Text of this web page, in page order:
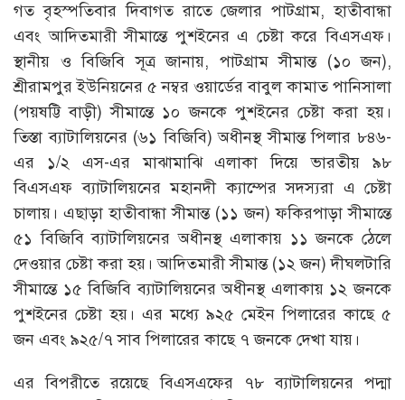
গত বৃহস্পতিবার দিবাগত রাতে জেলার পাটগ্রাম, হাতীবান্ধা
এবং আদিতমারী সীমান্তে পুশইনের এ চেষ্টা করে বিএসএফ।
স্থানীয় ও বিজিবি সূত্র জানায়, পাটগ্রাম সীমান্ত (১০ জন),
শ্রীরামপুর ইউনিয়নের ৫ নম্বর ওয়ার্ডের বাবুল কামাত পানিসালা
(পয়ষট্টি বাড়ী) সীমান্তে ১০ জনকে পুশইনের চেষ্টা করা হয়।
তিস্তা ব্যাটালিয়নের (৬১ বিজিবি) অধীনস্থ সীমান্ত পিলার ৮৪৬-
এর ১/২ এস-এর মাঝামাঝি এলাকা দিয়ে ভারতীয় ৯৮
বিএসএফ ব্যাটালিয়নের মহানদী ক্যাম্পের সদস্যরা এ চেষ্টা
চালায়। এছাড়া হাতীবান্ধা সীমান্ত (১১ জন) ফকিরপাড়া সীমান্তে
৫১ বিজিবি ব্যাটালিয়নের অধীনস্থ এলাকায় ১১ জনকে ঠেলে
দেওয়ার চেষ্টা করা হয়। আদিতমারী সীমান্ত (১২ জন) দীঘলটারি
সীমান্তে ১৫ বিজিবি ব্যাটালিয়নের অধীনস্থ এলাকায় ১২ জনকে
পুশইনের চেষ্টা হয়। এর মধ্যে ৯২৫ মেইন পিলারের কাছে ৫
জন এবং ৯২৫/৭ সাব পিলারের কাছে ৭ জনকে দেখা যায়।
এর বিপরীতে রয়েছে বিএসএফের ৭৮ ব্যাটালিয়নের পদ্মা